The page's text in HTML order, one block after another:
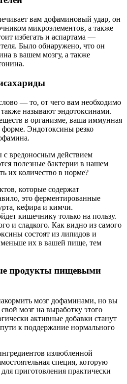
вам дофаминовый удар, он
микроэлементов, а также
избегать и аспартама —
Было обнаружено, что он
в вашем мозгу, а также
— то, от чего вам необходимо
называют эндотоксинами.
в организме, ваша иммунная
форме. Эндотоксины резко
вредоносным действием
полезные бактерии в нашем
их количество в норме?
которые содержат
это ферментированные
кефира и кимчи.
кишечнику только на пользу.
и сладкого. Как видно из самого
состоят из липидов и
их в вашей пище, тем
продукты пищевыми
мозг дофаминами, но вы
мозг на выработку этого
активные добавки станут
к поддержание нормального
излюбленной
специя, которую
приготовления практически